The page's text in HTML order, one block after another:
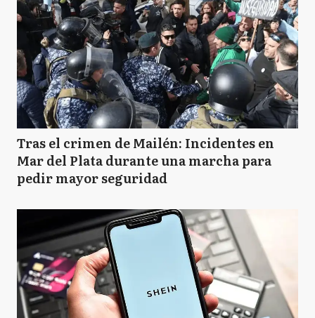
Tras el crimen de Mailén: Incidentes en
Mar del Plata durante una marcha para
pedir mayor seguridad